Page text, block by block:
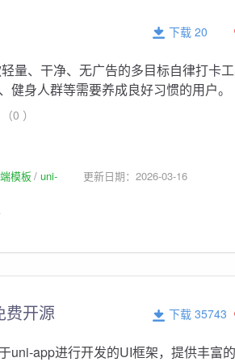
下载 20
量、干净、无广告的多目标自律打卡
健身人群等需要养成良好习惯的用户。
（0 ）
模板 uni- 更新日期：2026-03-16
费开源 下载 35743
uni-app进行开发的UI框架，提供丰富